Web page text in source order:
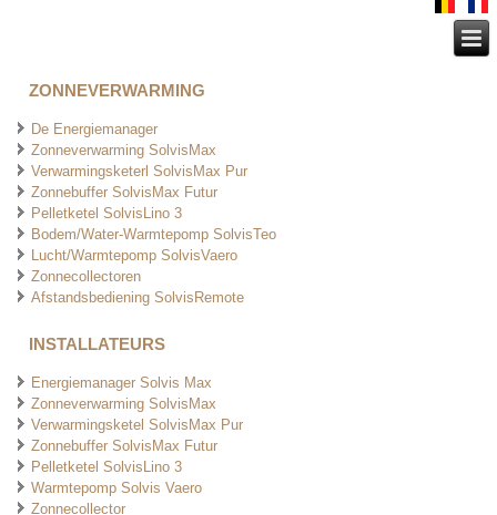
ZONNEVERWARMING
De Energiemanager
Zonneverwarming SolvisMax
Verwarmingsketerl SolvisMax Pur
Zonnebuffer SolvisMax Futur
Pelletketel SolvisLino 3
Bodem/Water-Warmtepomp SolvisTeo
Lucht/Warmtepomp SolvisVaero
Zonnecollectoren
Afstandsbediening SolvisRemote
INSTALLATEURS
Energiemanager Solvis Max
Zonneverwarming SolvisMax
Verwarmingsketel SolvisMax Pur
Zonnebuffer SolvisMax Futur
Pelletketel SolvisLino 3
Warmtepomp Solvis Vaero
Zonnecollector